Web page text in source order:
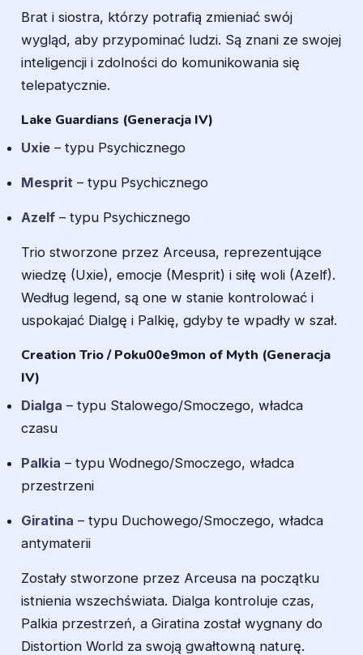
Brat i siostra, którzy potrafią zmieniać swój
wygląd, aby przypominać ludzi. Są znani ze swojej
inteligencji i zdolności do komunikowania się
telepatycznie.
Lake Guardians (Generacja IV)
Uxie – typu Psychicznego
Mesprit – typu Psychicznego
Azelf – typu Psychicznego
Trio stworzone przez Arceusa, reprezentujące
wiedzę (Uxie), emocje (Mesprit) i siłę woli (Azelf).
Według legend, są one w stanie kontrolować i
uspokajać Dialgę i Palkię, gdyby te wpadły w szał.
Creation Trio / Poku00e9mon of Myth (Generacja
IV)
Dialga – typu Stalowego/Smoczego, władca
czasu
Palkia – typu Wodnego/Smoczego, władca
przestrzeni
Giratina – typu Duchowego/Smoczego, władca
antymaterii
Zostały stworzone przez Arceusa na początku
istnienia wszechświata. Dialga kontroluje czas,
Palkia przestrzeń, a Giratina został wygnany do
Distortion World za swoją gwałtowną naturę.